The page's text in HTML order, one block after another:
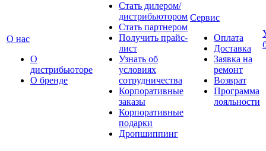
О нас
О
дистрибьюторе
О бренде
Стать дилером/
дистрибьютором
Стать партнером
Получить прайс-
лист
Узнать об
условиях
сотрудничества
Корпоративные
заказы
Корпоративные
подарки
Дропшиппинг
Сервис
Оплата
Доставка
Заявка на
ремонт
Возврат
Программа
лояльности